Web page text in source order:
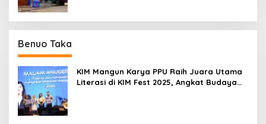
Benuo Taka
KIM Mangun Karya PPU Raih Juara Utama
Literasi di KIM Fest 2025, Angkat Budaya